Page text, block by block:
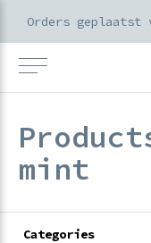
mint
Categories